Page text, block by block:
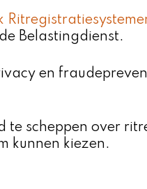
Belastingdienst.
en
te scheppen over
kunnen kiezen.